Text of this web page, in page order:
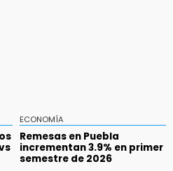
ECONOMÍA
Remesas en Puebla
incrementan 3.9% en primer
semestre de 2026